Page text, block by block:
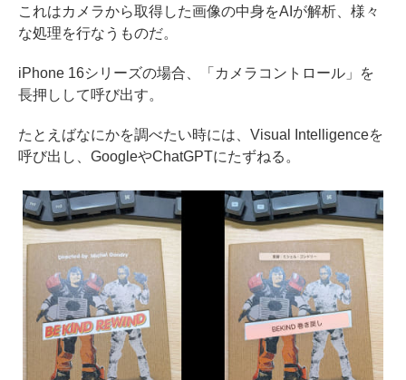
これはカメラから取得した画像の中身をAIが解析、様々
な処理を行なうものだ。
iPhone 16シリーズの場合、「カメラコントロール」を
長押しして呼び出す。
たとえばなにかを調べたい時には、Visual Intelligenceを
呼び出し、GoogleやChatGPTにたずねる。